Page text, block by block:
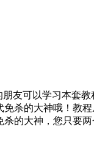
友可以学习本套教
杀的大神哦！教
杀的大神，您只要